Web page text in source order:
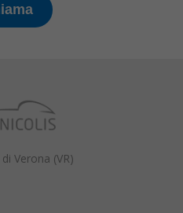
Verona (VR)